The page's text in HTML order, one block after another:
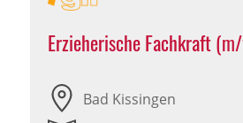
Erzieherische Fachkraft
Bad Kissingen